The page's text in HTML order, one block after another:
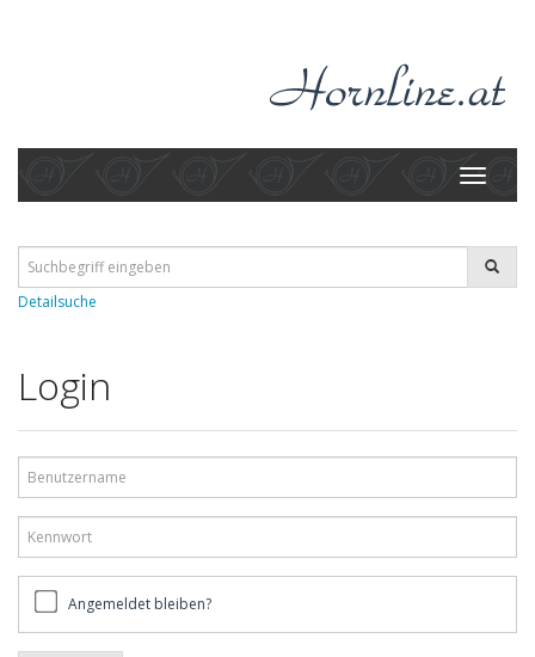
Toggle
Detailsuche
Login
bleiben?Angemeldet bleiben?